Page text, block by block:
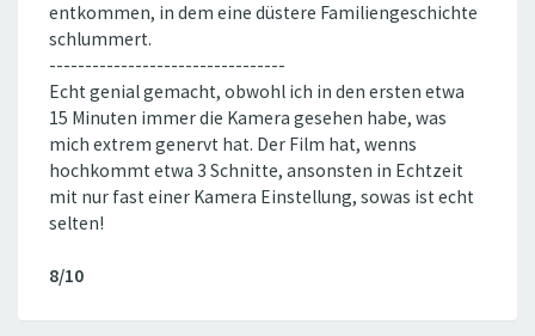
entkommen, in dem eine düstere Familiengeschichte
schlummert.
---------------------------------
Echt genial gemacht, obwohl ich in den ersten etwa
15 Minuten immer die Kamera gesehen habe, was
mich extrem genervt hat. Der Film hat, wenns
hochkommt etwa 3 Schnitte, ansonsten in Echtzeit
mit nur fast einer Kamera Einstellung, sowas ist echt
selten!
8/10